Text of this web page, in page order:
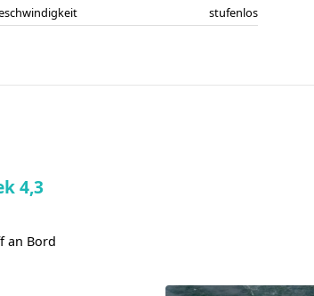
stufenlos
4,3
an Bord